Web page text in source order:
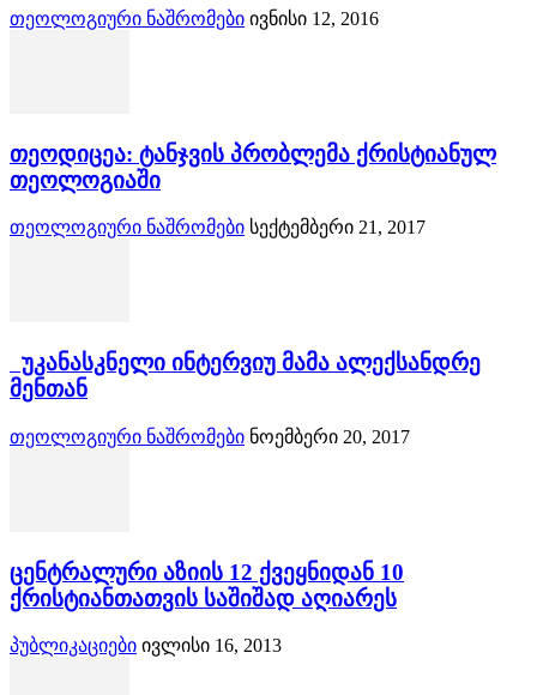
თეოლოგიური ნაშრომები ივნისი 12, 2016
თეოდიცეა: ტანჯვის პრობლემა ქრისტიანულ
თეოლოგიაში
თეოლოგიური ნაშრომები სექტემბერი 21, 2017
უკანასკნელი ინტერვიუ მამა ალექსანდრე
მენთან
თეოლოგიური ნაშრომები ნოემბერი 20, 2017
ცენტრალური აზიის 12 ქვეყნიდან 10
ქრისტიანთათვის საშიშად აღიარეს
პუბლიკაციები ივლისი 16, 2013